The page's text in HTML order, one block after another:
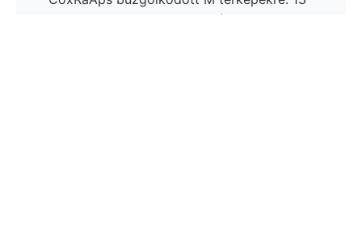
—15. endured have MAGT: láttuk, östlicher